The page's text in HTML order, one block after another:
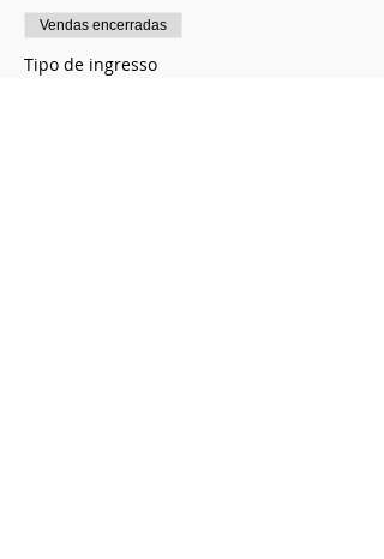
Vendas encerradas
Tipo de ingresso